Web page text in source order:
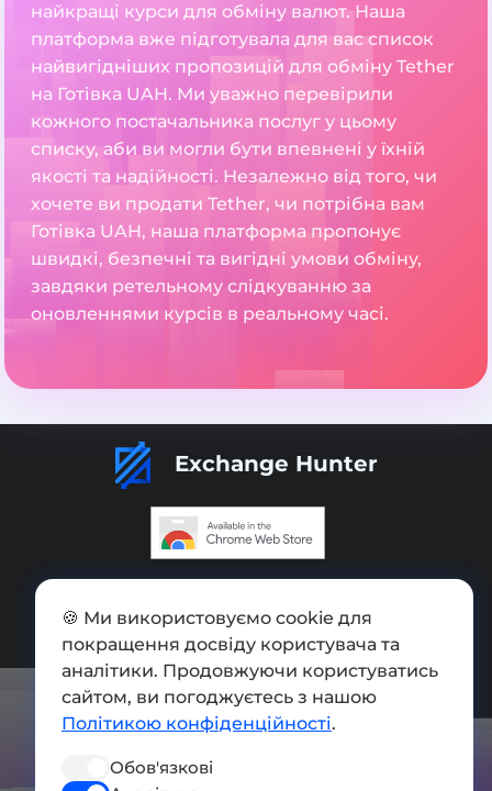
найкращі курси для обміну валют. Наша
платформа вже підготувала для вас список
найвигідніших пропозицій для обміну Tether
на Готівка UAH. Ми уважно перевірили
кожного постачальника послуг у цьому
списку, аби ви могли бути впевнені у їхній
якості та надійності. Незалежно від того, чи
хочете ви продати Tether, чи потрібна вам
Готівка UAH, наша платформа пропонує
швидкі, безпечні та вигідні умови обміну,
завдяки ретельному слідкуванню за
оновленнями курсів в реальному часі.
Exchange Hunter
Мапа сайту
Press kit
Умови використання
🍪 Ми використовуємо cookie для
покращення досвіду користувача та
аналітики. Продовжуючи користуватись
сайтом, ви погоджуєтесь з нашою
Політикою конфіденційності.
Обов'язкові